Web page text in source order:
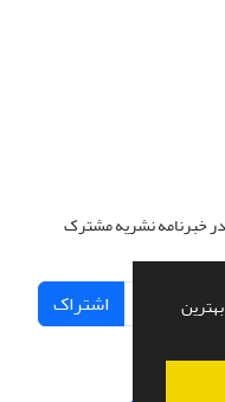
در خبرنامه نشریه مشترک
اشتراک